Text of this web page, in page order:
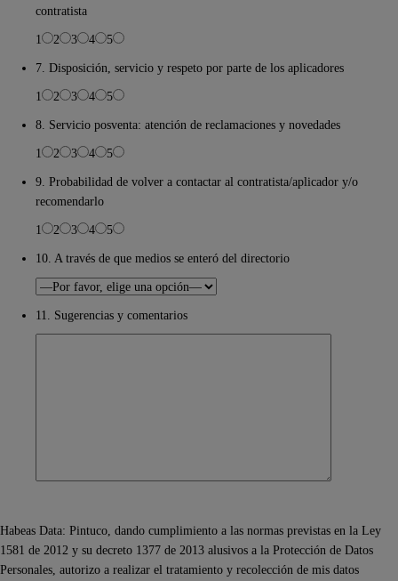
contratista
1
2 3 4
5
7. Disposición, servicio y respeto por parte de los aplicadores
1
2 3 4
5
8. Servicio posventa: atención de reclamaciones y novedades
1
2 3 4
5
9. Probabilidad de volver a contactar al contratista/aplicador y/o
recomendarlo
1
2 3 4
5
10. A través de que medios se enteró del directorio
11. Sugerencias y comentarios
Habeas Data: Pintuco, dando cumplimiento a las normas previstas en la Ley
1581 de 2012 y su decreto 1377 de 2013 alusivos a la Protección de Datos
Personales, autorizo a realizar el tratamiento y recolección de mis datos